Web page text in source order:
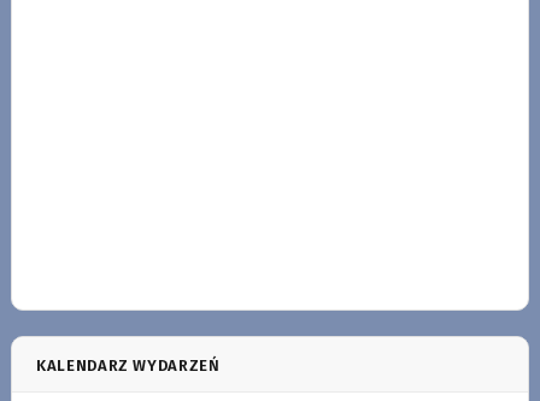
KALENDARZ WYDARZEŃ